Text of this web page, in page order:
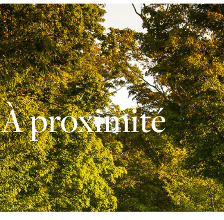
À proximité